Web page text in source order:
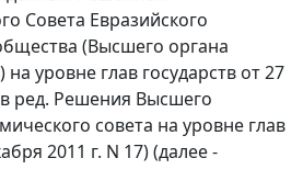
Совета Евразийского
(Высшего органа
уровне глав государств от 27
ред. Решения Высшего
совета на уровне глав
2011 г. N 17) (далее -